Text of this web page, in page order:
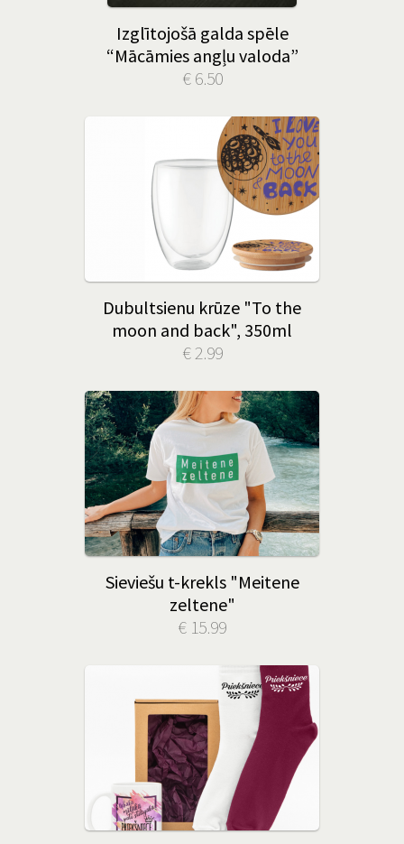
Izglītojošā galda spēle
“Mācāmies angļu valoda”
€ 6.50
Dubultsienu krūze "To the
moon and back", 350ml
€ 2.99
Sieviešu t-krekls "Meitene
zeltene"
€ 15.99